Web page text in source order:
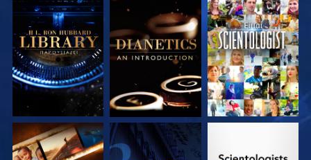
ΕΞΕΡΕΥΝΗΣΤΕ ΤΗ
ΣΕΙΡΑ
ΕΞΕΡΕΥΝΗΣΤΕ ΤΗ
ΣΕΙΡΑ
ΠΑΡΑΚΟΛΟΥΘΗΣΤΕ